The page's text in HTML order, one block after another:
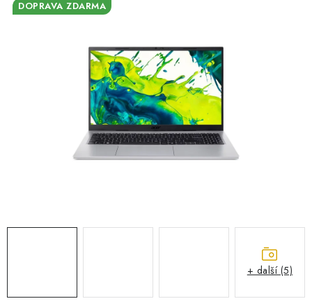
PŘEDVÁDĚCÍ ELEKTRONIKA
DOPRAVA ZDARMA
+ další (5)